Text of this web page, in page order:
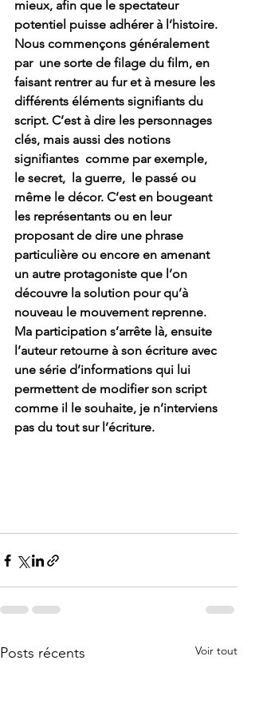
mieux, afin que le spectateur
potentiel puisse adhérer à l’histoire.
Nous commençons généralement
par  une sorte de filage du film, en
faisant rentrer au fur et à mesure les
différents éléments signifiants du
script. C’est à dire les personnages
clés, mais aussi des notions
signifiantes  comme par exemple,
le secret,  la guerre,  le passé ou
même le décor. C’est en bougeant
les représentants ou en leur
proposant de dire une phrase
particulière ou encore en amenant
un autre protagoniste que l’on
découvre la solution pour qu’à
nouveau le mouvement reprenne.
Ma participation s’arrête là, ensuite
l’auteur retourne à son écriture avec
une série d’informations qui lui
permettent de modifier son script
comme il le souhaite, je n’interviens
pas du tout sur l’écriture.
Posts récents Voir tout